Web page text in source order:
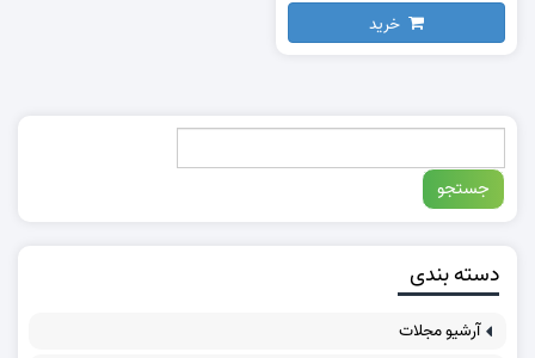
خرید
دسته بندی
آرشیو مجلات